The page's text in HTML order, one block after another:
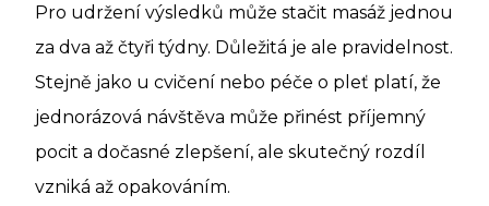
Pro udržení výsledků může stačit masáž jednou
za dva až čtyři týdny. Důležitá je ale pravidelnost.
Stejně jako u cvičení nebo péče o pleť platí, že
jednorázová návštěva může přinést příjemný
pocit a dočasné zlepšení, ale skutečný rozdíl
vzniká až opakováním.